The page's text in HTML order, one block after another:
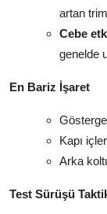
artan
Cebe
genelde
En Bariz İşaret
Kapı
Arka
Test Sürüşü